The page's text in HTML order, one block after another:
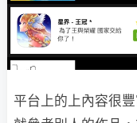
平台上的上內容很